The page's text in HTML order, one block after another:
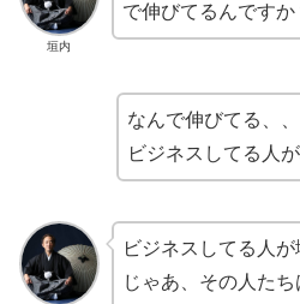
垣内
で伸びてるんですか
なんで伸びてる、、
ビジネスしてる人
ビジネスしてる人が
じゃあ、その人た